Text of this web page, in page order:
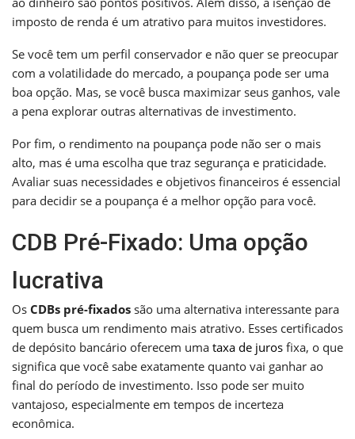
imposto de renda é um atrativo para muitos investidores.
Se você tem um perfil conservador e não quer se preocupar
com a volatilidade do mercado, a poupança pode ser uma
boa opção. Mas, se você busca maximizar seus ganhos, vale
a pena explorar outras alternativas de investimento.
Por fim, o rendimento na poupança pode não ser o mais
alto, mas é uma escolha que traz segurança e praticidade.
Avaliar suas necessidades e objetivos financeiros é essencial
para decidir se a poupança é a melhor opção para você.
CDB Pré-Fixado: Uma opção
lucrativa
Os CDBs pré-fixados são uma alternativa interessante para
quem busca um rendimento mais atrativo. Esses certificados
de depósito bancário oferecem uma taxa de juros fixa, o que
significa que você sabe exatamente quanto vai ganhar ao
final do período de investimento. Isso pode ser muito
vantajoso, especialmente em tempos de incerteza
econômica.